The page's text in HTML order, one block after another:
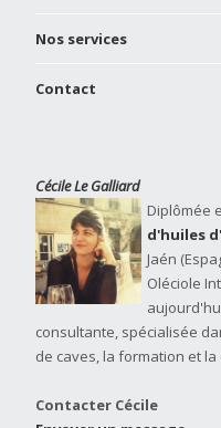
Nos services
Contact
Cécile Le Galliard
Diplômée
d'huiles
Jaén
Oléciole
consultante, spécialisée
de caves, la formation et
Contacter Cécile